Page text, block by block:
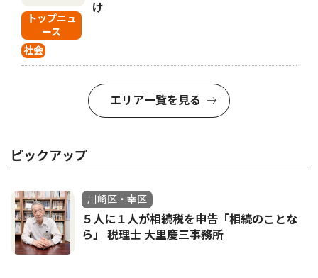
トップニュ
ース
社会
け
エリア一覧を見る
ピックアップ
川崎区・幸区
５人に１人が相続税を申告「相続のことな
ら」 税理士 大里慶三事務所